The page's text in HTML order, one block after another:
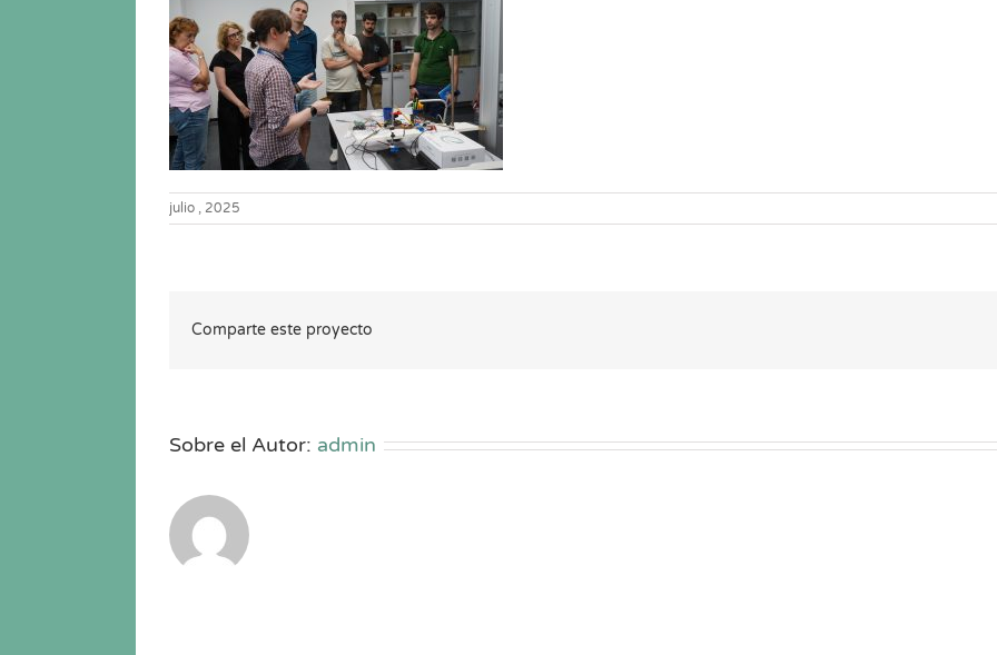
julio , 2025
Comparte este proyecto
Sobre el Autor: admin